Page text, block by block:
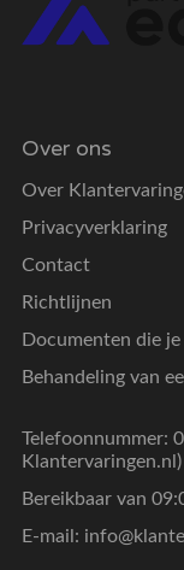
Over ons
Over
Privacyverklaring
Contact
Richtlijnen
Documenten die
Behandeling van
Telefoonnummer:
Klantervaringen.nl)
Bereikbaar van
E-mail: